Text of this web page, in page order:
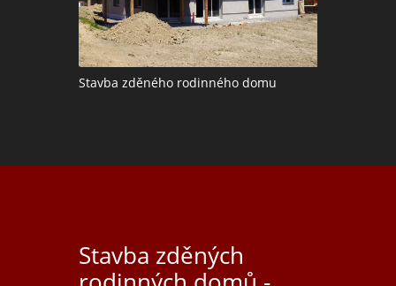
Stavba zděného rodinného domu
Stavba zděných